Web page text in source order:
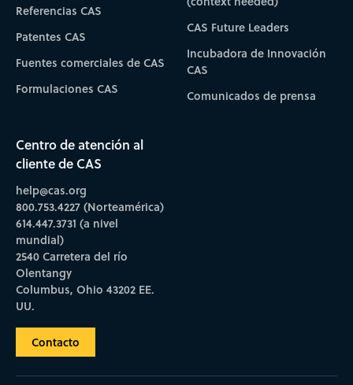
Referencias CAS
Patentes CAS
Fuentes comerciales de CAS
Formulaciones CAS
CAS Future Leaders
Incubadora de Innovación
CAS
Comunicados de prensa
Centro de atención al
cliente de CAS
help@cas.org
800.753.4227 (Norteamérica)
614.447.3731 (a nivel
mundial)
2540 Carretera del río
Olentangy
Columbus, Ohio 43202 EE.
UU.
Contacto